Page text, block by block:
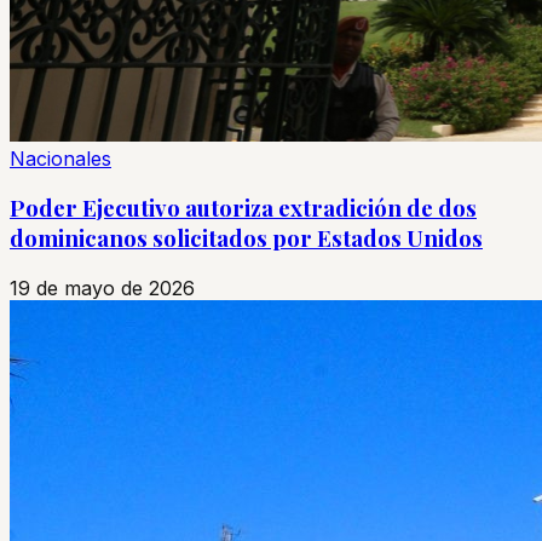
Nacionales
Poder Ejecutivo autoriza extradición de dos
dominicanos solicitados por Estados Unidos
19 de mayo de 2026